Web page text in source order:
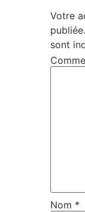
Votre
publiée.
sont
Nom *